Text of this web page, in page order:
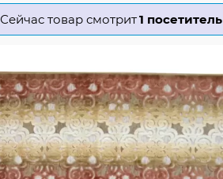
Сейчас товар смотрит1 посетитель